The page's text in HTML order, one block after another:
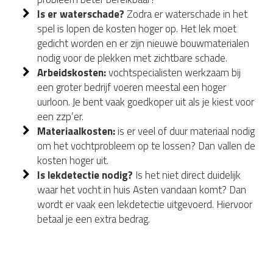
Is er waterschade? Zodra er waterschade in het
spel is lopen de kosten hoger op. Het lek moet
gedicht worden en er zijn nieuwe bouwmaterialen
nodig voor de plekken met zichtbare schade.
Arbeidskosten:vochtspecialisten werkzaam bij
een groter bedrijf voeren meestal een hoger
uurloon. Je bent vaak goedkoper uit als je kiest voor
een zzp’er.
Materiaalkosten:is er veel of duur materiaal nodig
om het vochtprobleem op te lossen? Dan vallen de
kosten hoger uit.
Is lekdetectie nodig? Is het niet direct duidelijk
waar het vocht in huis Asten vandaan komt? Dan
wordt er vaak een lekdetectie uitgevoerd. Hiervoor
betaal je een extra bedrag.